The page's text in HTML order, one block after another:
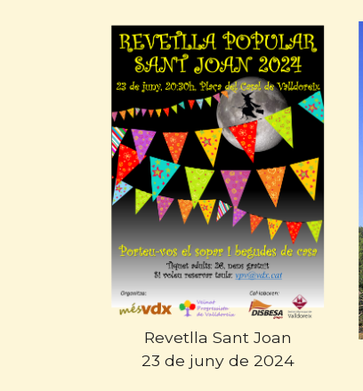
Revetlla Sant Joan
23 de juny de 2024